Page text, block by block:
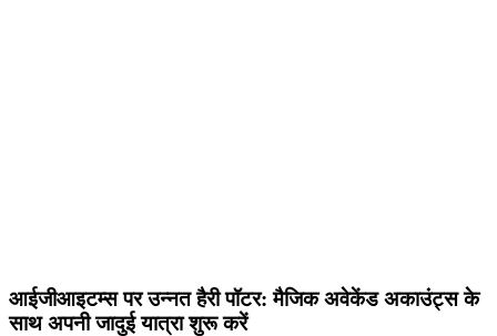
आईजीआइटम्स पर उन्नत हैरी पॉटर: मैजिक अवेकेंड अकाउंट्स के
साथ अपनी जादुई यात्रा शुरू करें